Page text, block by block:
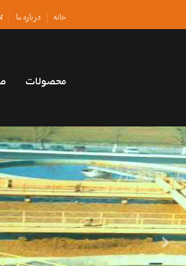
خانه درباره ما
محصولات
تصفیه
›